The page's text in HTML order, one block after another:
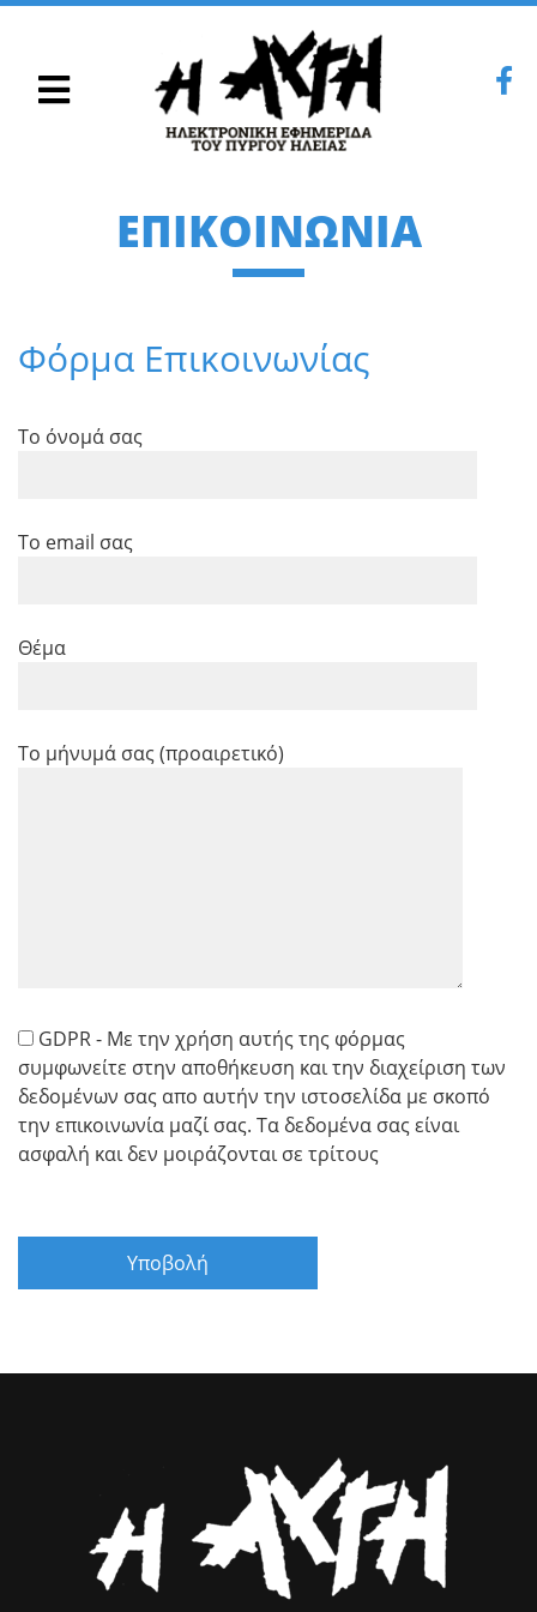
ΕΠΙΚΟΙΝΩΝΊΑ
Φόρμα Επικοινωνίας
Το όνομά σας
Το email σας
Θέμα
Το μήνυμά σας (προαιρετικό)
GDPR - Με την χρήση αυτής της φόρμας
συμφωνείτε στην αποθήκευση και την διαχείριση των
δεδομένων σας απο αυτήν την ιστοσελίδα με σκοπό
την επικοινωνία μαζί σας. Τα δεδομένα σας είναι
ασφαλή και δεν μοιράζονται σε τρίτους